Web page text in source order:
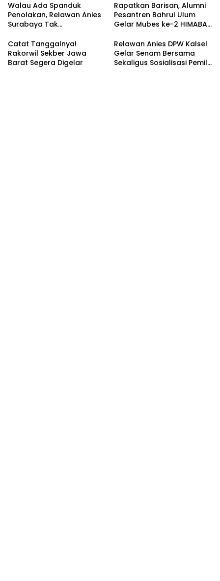
Walau Ada Spanduk
Penolakan, Relawan Anies
Surabaya Tak
Rapatkan Barisan, Alumni
Pesantren Bahrul Ulum
Gelar Mubes ke-2 HIMABAS
Semarang
Catat Tanggalnya!
Rakorwil Sekber Jawa
Barat Segera Digelar
Relawan Anies DPW Kalsel
Gelar Senam Bersama
Sekaligus Sosialisasi Pemilu